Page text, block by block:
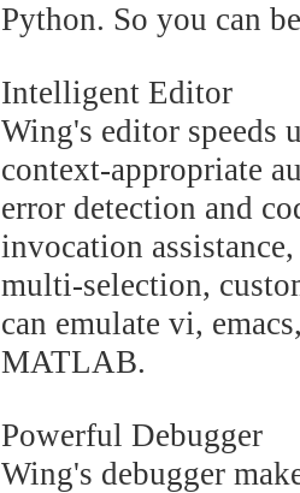
Python. So you can
Intelligent Editor
Wing's editor speeds
context-appropriate
error detection and
invocation
multi-selection,
can emulate vi,
MATLAB.
Powerful Debugger
Wing's debugger